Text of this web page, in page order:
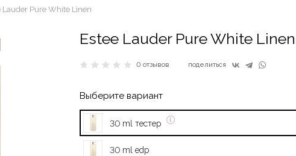
Lauder Pure White Linen
Estee Lauder Pure White Linen
0 отзывов поделиться
Выберите вариант
30 ml тестер
30 ml edp